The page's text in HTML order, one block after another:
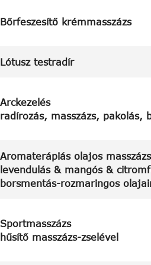
Bőrfeszesítő krémmasszázs
Lótusz testradír
Arckezelés
radírozás, masszázs, pakolás,
Aromaterápiás olajos masszázs
levendulás & mangós &
borsmentás-rozmaringos
Sportmasszázs
hűsítő masszázs-zselével